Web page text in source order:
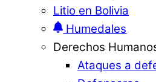
Litio en Bolivia
Humedales
Derechos
Ataques a